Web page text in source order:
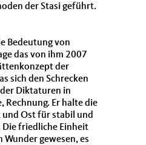
der Stasi geführt.
Bedeutung von
das von ihm 2007
der
sich den Schrecken
Diktaturen in
Rechnung. Er halte die
und Ost für stabil und
friedliche Einheit
Wunder gewesen, es